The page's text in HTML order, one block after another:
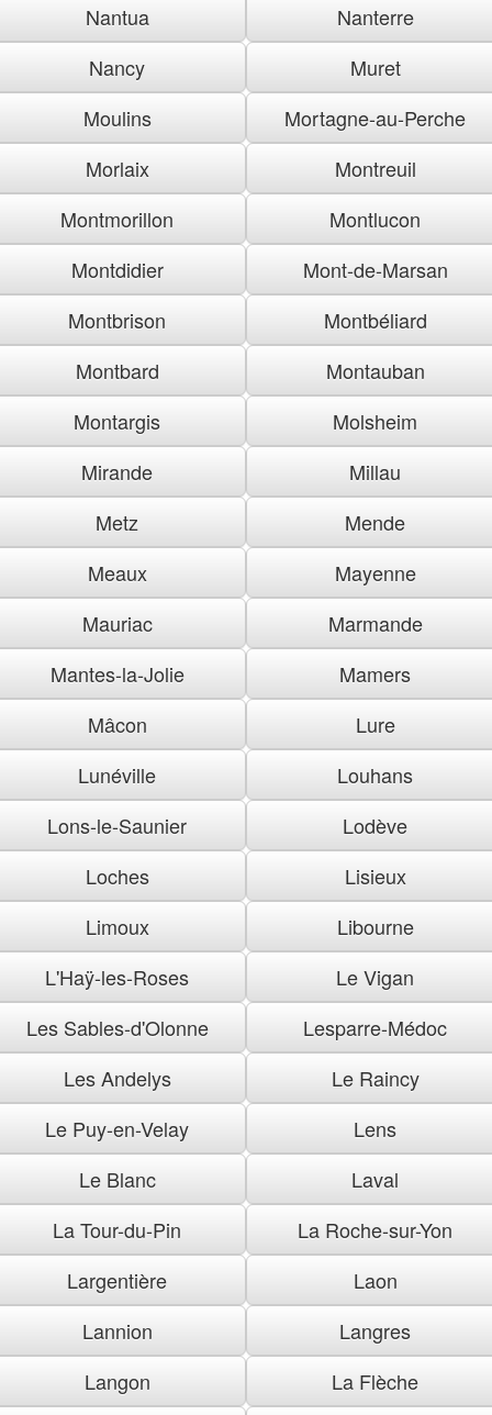
Nantua
Nanterre
Nancy
Muret
Moulins
Mortagne-au-Perche
Morlaix
Montreuil
Montmorillon
Montlucon
Montdidier
Mont-de-Marsan
Montbrison
Montbéliard
Montbard
Montauban
Montargis
Molsheim
Mirande
Millau
Metz
Mende
Meaux
Mayenne
Mauriac
Marmande
Mantes-la-Jolie
Mamers
Mâcon
Lure
Lunéville
Louhans
Lons-le-Saunier
Lodève
Loches
Lisieux
Limoux
Libourne
L'Haÿ-les-Roses
Le Vigan
Les Sables-d'Olonne
Lesparre-Médoc
Les Andelys
Le Raincy
Le Puy-en-Velay
Lens
Le Blanc
Laval
La Tour-du-Pin
La Roche-sur-Yon
Largentière
Laon
Lannion
Langres
Langon
La Flèche